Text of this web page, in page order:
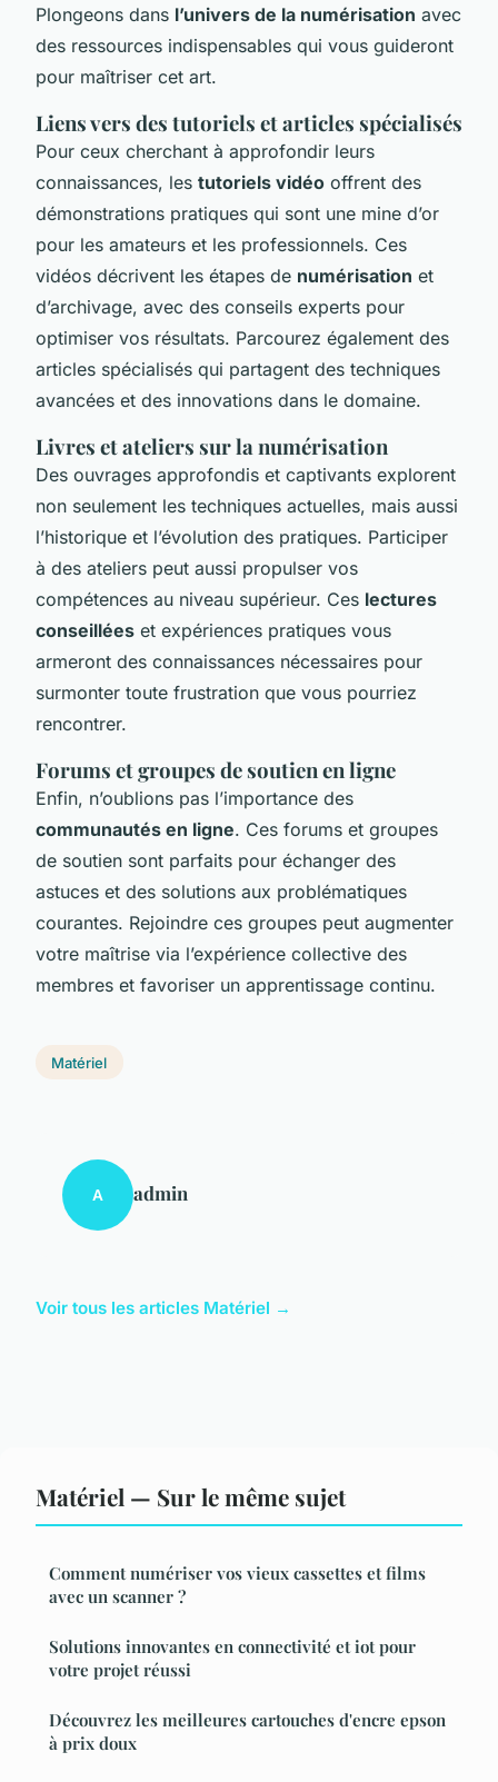
Plongeons dans l’univers de la numérisation avec
des ressources indispensables qui vous guideront
pour maîtriser cet art.
Liens vers des tutoriels et articles spécialisés
Pour ceux cherchant à approfondir leurs
connaissances, les tutoriels vidéo offrent des
démonstrations pratiques qui sont une mine d’or
pour les amateurs et les professionnels. Ces
vidéos décrivent les étapes de numérisation et
d’archivage, avec des conseils experts pour
optimiser vos résultats. Parcourez également des
articles spécialisés qui partagent des techniques
avancées et des innovations dans le domaine.
Livres et ateliers sur la numérisation
Des ouvrages approfondis et captivants explorent
non seulement les techniques actuelles, mais aussi
l’historique et l’évolution des pratiques. Participer
à des ateliers peut aussi propulser vos
compétences au niveau supérieur. Ces lectures
conseillées et expériences pratiques vous
armeront des connaissances nécessaires pour
surmonter toute frustration que vous pourriez
rencontrer.
Forums et groupes de soutien en ligne
Enfin, n’oublions pas l’importance des
communautés en ligne. Ces forums et groupes
de soutien sont parfaits pour échanger des
astuces et des solutions aux problématiques
courantes. Rejoindre ces groupes peut augmenter
votre maîtrise via l’expérience collective des
membres et favoriser un apprentissage continu.
Matériel
A admin
Voir tous les articles Matériel →
Matériel — Sur le même sujet
Comment numériser vos vieux cassettes et films
avec un scanner ?
Solutions innovantes en connectivité et iot pour
votre projet réussi
Découvrez les meilleures cartouches d'encre epson
à prix doux